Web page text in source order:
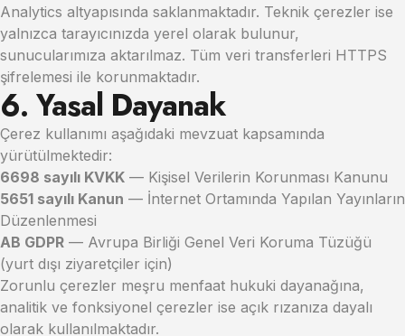
Analytics altyapısında saklanmaktadır. Teknik çerezler ise
yalnızca tarayıcınızda yerel olarak bulunur,
sunucularımıza aktarılmaz. Tüm veri transferleri HTTPS
şifrelemesi ile korunmaktadır.
6. Yasal Dayanak
Çerez kullanımı aşağıdaki mevzuat kapsamında
yürütülmektedir:
6698 sayılı KVKK — Kişisel Verilerin Korunması Kanunu
5651 sayılı Kanun — İnternet Ortamında Yapılan Yayınların
Düzenlenmesi
AB GDPR — Avrupa Birliği Genel Veri Koruma Tüzüğü
(yurt dışı ziyaretçiler için)
Zorunlu çerezler meşru menfaat hukuki dayanağına,
analitik ve fonksiyonel çerezler ise açık rızanıza dayalı
olarak kullanılmaktadır.